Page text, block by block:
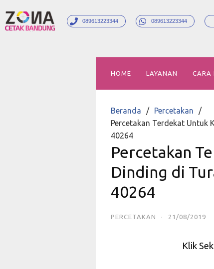
089613223344 089613223344
HOME LAYANAN CARA
Beranda
Percetakan
Percetakan Terdekat Untuk
40264
Percetakan
Dinding di
40264
PERCETAKAN · 21/08/2019
Klik